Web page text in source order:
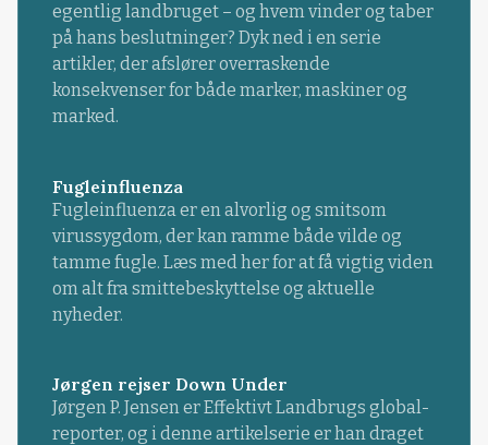
egentlig landbruget – og hvem vinder og taber
på hans beslutninger? Dyk ned i en serie
artikler, der afslører overraskende
konsekvenser for både marker, maskiner og
marked.
Fugleinfluenza
Fugleinfluenza er en alvorlig og smitsom
virussygdom, der kan ramme både vilde og
tamme fugle. Læs med her for at få vigtig viden
om alt fra smittebeskyttelse og aktuelle
nyheder.
Jørgen rejser Down Under
Jørgen P. Jensen er Effektivt Landbrugs global-
reporter, og i denne artikelserie er han draget